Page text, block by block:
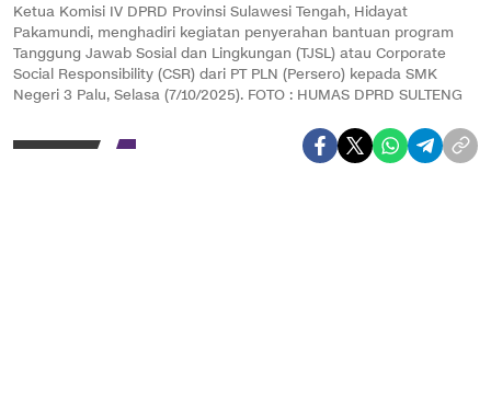
Ketua Komisi IV DPRD Provinsi Sulawesi Tengah, Hidayat
Pakamundi, menghadiri kegiatan penyerahan bantuan program
Tanggung Jawab Sosial dan Lingkungan (TJSL) atau Corporate
Social Responsibility (CSR) dari PT PLN (Persero) kepada SMK
Negeri 3 Palu, Selasa (7/10/2025). FOTO : HUMAS DPRD SULTENG